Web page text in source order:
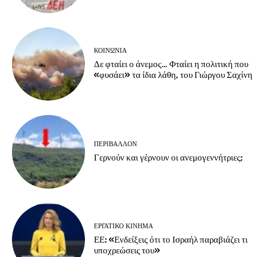
ΚΟΙΝΩΝΙΑ
Δε φταίει ο άνεμος… Φταίει η πολιτική που
«φυσάει» τα ίδια λάθη, του Γιώργου Σαχίνη
ΠΕΡΙΒΆΛΛΟΝ
Γερνούν και γέρνουν οι ανεμογεννήτριες;
ΕΡΓΑΤΙΚΟ ΚΙΝΗΜΑ
ΕΕ: «Ενδείξεις ότι το Ισραήλ παραβιάζει τι
υποχρεώσεις του»